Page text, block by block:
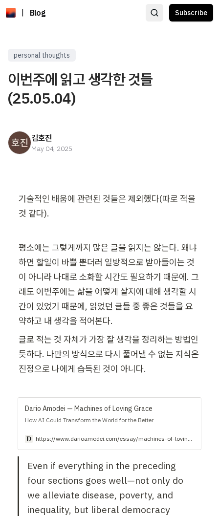
Blog Subscribe
personal thoughts
이번주에 읽고 생각한 것들
(25.05.04)
김호진
May 04, 2025
기술적인 배움에 관련된 것들은 제외했다(따로 적을
것 같다).
평소에는 그렇게까지 많은 글을 읽지는 않는다. 왜냐
하면 할일이 바쁠 뿐더러 일방적으로 받아들이는 것
이 아니라 나대로 소화할 시간도 필요하기 때문에. 그
래도 이번주에는 삶을 어떻게 살지에 대해 생각할 시
간이 있었기 때문에, 읽었던 글들 중 좋은 것들을 요
약하고 내 생각을 적어본다.
글로 적는 것 자체가 가장 잘 생각을 정리하는 방법인
듯하다. 나만의 방식으로 다시 풀어낼 수 없는 지식은
진정으로 나에게 습득된 것이 아니다.
Dario Amodei — Machines of Loving Grace
How AI Could Transform the World for the Better
https://www.darioamodei.com/essay/machines-of-loving-grace
Even if everything in the preceding
four sections goes well—not only do
we alleviate disease, poverty, and
inequality, but liberal democracy